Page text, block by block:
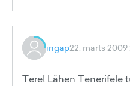
ingap22. märts 2009
Tere! Lähen Tenerifele